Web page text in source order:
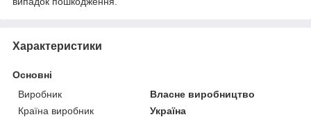
Характеристики
Основні
Виробник
Власне виробництво
Країна виробник
Україна